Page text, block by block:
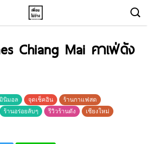
Chiang Mai คาเฟ่ดัง
นิมอล จุดเช็คอิน
ร้านกาแฟสด
ร้านอร่อยลับๆ รีวิวร้านดัง เชียงใหม่